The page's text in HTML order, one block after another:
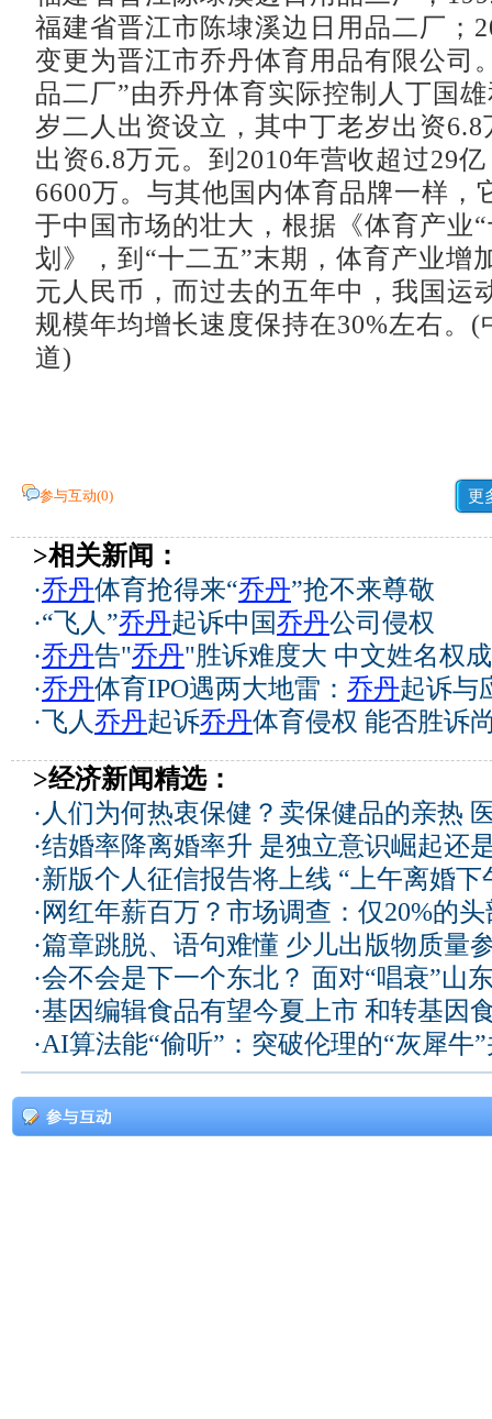
福建省晋江市陈埭溪边日用品二厂；
变更为晋江市乔丹体育用品有限公司
品二厂”由乔丹体育实际控制人丁国
岁二人出资设立，其中丁老岁出资
出资6.8万元。到2010年营收超过29
6600万。与其他国内体育品牌一样，
于中国市场的壮大，根据《体育产业
划》，到“十二五”末期，体育产业增
元人民币，而过去的五年中，我国运
规模年均增长速度保持在30%左右。(
道)
参与互动(0) 更
>相关新闻：
·乔丹体育抢得来“乔丹”抢不来尊敬
·“飞人”乔丹起诉中国乔丹公司侵权
·乔丹告"乔丹"胜诉难度大 中文姓名权
·乔丹体育IPO遇两大地雷： 乔丹起诉与
· 飞人乔丹起诉乔丹体育侵权 能否胜诉
>经济新闻精选：
· 人们为何热衷保健？卖保健品的亲热
·结婚率降离婚率升 是独立意识崛起还
·新版个人征信报告将上线 “上午离婚下
· 网红年薪百万？市场调查：仅20%的
·篇章跳脱、语句难懂 少儿出版物质量
·会不会是下一个东北？ 面对“唱衰”山
·基因编辑食品有望今夏上市 和转基因
·AI算法能“偷听”：突破伦理的“灰犀牛